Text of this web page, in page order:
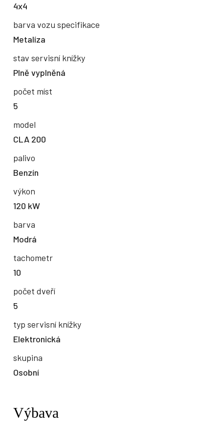
4x4
barva vozu specifikace
Metalíza
stav servisní knížky
Plně vyplněná
počet míst
5
model
CLA 200
palivo
Benzín
výkon
120 kW
barva
Modrá
tachometr
10
počet dveří
5
typ servisní knížky
Elektronická
skupina
Osobní
Výbava